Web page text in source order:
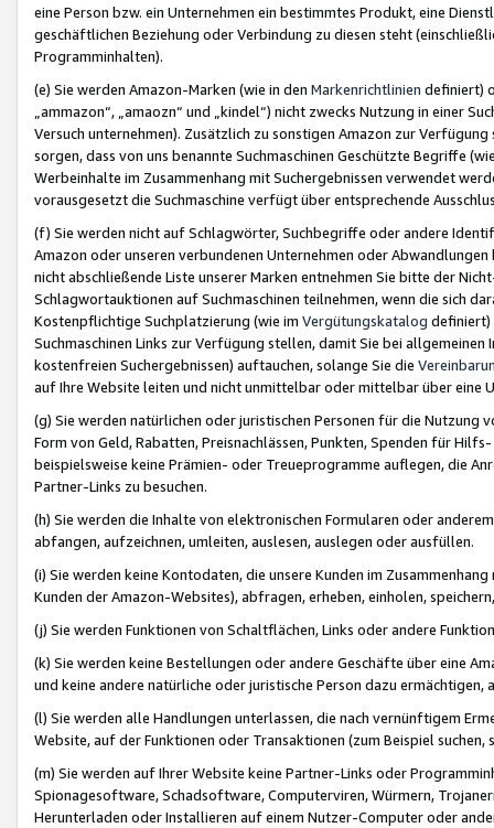
eine Person bzw. ein Unternehmen ein bestimmtes Produkt, eine
geschäftlichen Beziehung oder Verbindung zu diesen steht
Programminhalten).
(e) Sie werden Amazon-Marken (wie in den Markenrichtlinien definiert)
„ammazon“, „amaozn“ und „kindel“) nicht zwecks Nutzung in einer
Versuch unternehmen). Zusätzlich zu sonstigen Amazon zur
sorgen, dass von uns benannte Suchmaschinen Geschützte Begriffe
Werbeinhalte im Zusammenhang mit Suchergebnissen verwendet
vorausgesetzt die Suchmaschine verfügt über entsprechende
(f) Sie werden nicht auf Schlagwörter, Suchbegriffe oder andere
Amazon oder unseren verbundenen Unternehmen oder
nicht abschließende Liste unserer Marken entnehmen Sie bitte der
Schlagwortauktionen auf Suchmaschinen teilnehmen, wenn die sich
Kostenpflichtige Suchplatzierung (wie im Vergütungskatalog definiert)
Suchmaschinen Links zur Verfügung stellen, damit Sie bei
kostenfreien Suchergebnissen) auftauchen, solange Sie die
auf Ihre Website leiten und nicht unmittelbar oder mittelbar über eine
(g) Sie werden natürlichen oder juristischen Personen für die Nutzung
Form von Geld, Rabatten, Preisnachlässen, Punkten, Spenden für
beispielsweise keine Prämien- oder Treueprogramme auflegen, die
Partner-Links zu besuchen.
(h) Sie werden die Inhalte von elektronischen Formularen oder
abfangen, aufzeichnen, umleiten, auslesen, auslegen oder ausfüllen.
(i) Sie werden keine Kontodaten, die unsere Kunden im
Kunden der Amazon-Websites), abfragen, erheben, einholen,
(j) Sie werden Funktionen von Schaltflächen, Links oder andere
(k) Sie werden keine Bestellungen oder andere Geschäfte über eine
und keine andere natürliche oder juristische Person dazu
(l) Sie werden alle Handlungen unterlassen, die nach vernünftigem
Website, auf der Funktionen oder Transaktionen (zum Beispiel
(m) Sie werden auf Ihrer Website keine Partner-Links oder
Spionagesoftware, Schadsoftware, Computerviren, Würmern,
Herunterladen oder Installieren auf einem Nutzer-Computer oder